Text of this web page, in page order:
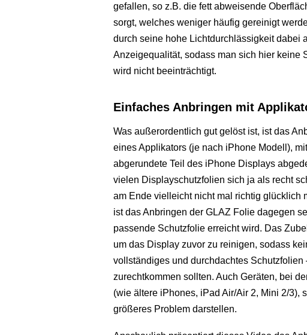
gefallen, so z.B. die fett abweisende
sorgt, welches weniger häufig gereinigt
durch seine hohe Lichtdurchlässigkeit dabei
Anzeigequalität, sodass man sich hier keine
wird nicht beeinträchtigt.
Einfaches Anbringen mit
Was außerordentlich gut gelöst ist, ist das
eines Applikators (je nach iPhone Modell),
abgerundete Teil des iPhone Displays
vielen Displayschutzfolien sich ja als recht
am Ende vielleicht nicht mal richtig glücklich
ist das Anbringen der GLAZ Folie dagegen
passende Schutzfolie erreicht wird. Das
um das Display zuvor zu reinigen, sodass
vollständiges und durchdachtes
zurechtkommen sollten. Auch Geräten, bei
(wie ältere iPhones, iPad Air/Air 2, Mini 2/3),
größeres Problem darstellen.